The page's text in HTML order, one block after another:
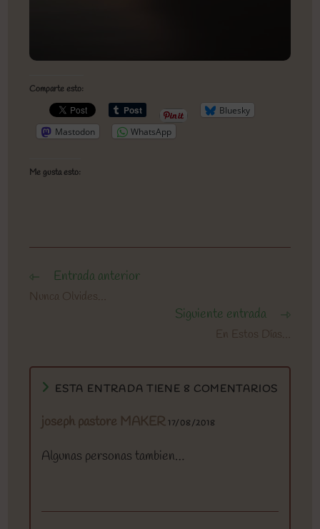
Comparte esto:
Bluesky
Mastodon
WhatsApp
Me gusta esto:
Leer
más
artículos
Entrada anterior
Nunca Olvides…
Siguiente entrada
En Estos Días…
ESTA ENTRADA TIENE 8 COMENTARIOS
joseph pastore MAKER 17/08/2018
Algunas personas tambien…